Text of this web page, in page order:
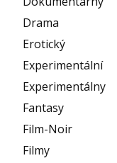
Drama
Erotický
Experimentální
Experimentálny
Fantasy
Film-Noir
Filmy